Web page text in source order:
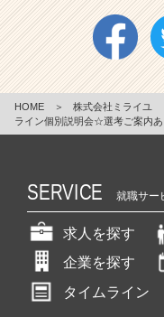
HOME ＞ 株式会社ミライユ
ライン個別説明会☆選考ご案内あ
SERVICE 就職サー
求人を探す
企業を探す
タイムライン